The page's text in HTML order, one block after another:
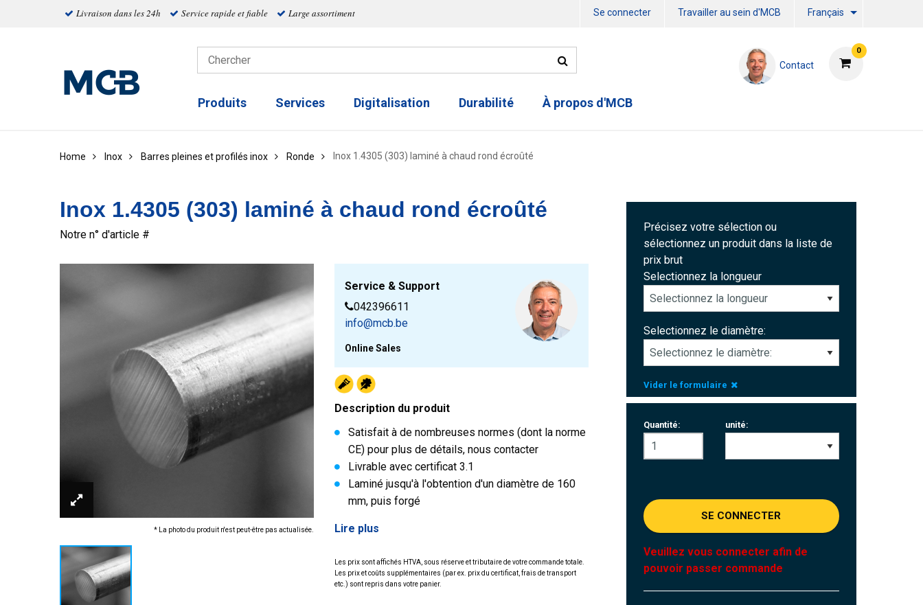
Livraison dans les 24h Service rapide et fiable Large assortiment Se connecter Travailler au sein d'MCB Français
0
Contact
Produits Services Digitalisation Durabilité À propos d'MCB
Home Inox Barres pleines et profilés inox Ronde Inox 1.4305 (303) laminé à chaud rond écroûté
Inox 1.4305 (303) laminé à chaud rond écroûté
Notre n° d'article #
* La photo du produit n'est peut-être pas actualisée.
Service & Support
042396611
info@mcb.be
Online Sales
Description du produit
Satisfait à de nombreuses normes (dont la norme
CE) pour plus de détails, nous contacter
Livrable avec certificat 3.1
Laminé jusqu'à l'obtention d'un diamètre de 160
mm, puis forgé
Lire plus
Les prix sont affichés HTVA, sous réserve et tributaire de votre commande totale.
Les prix et coûts supplémentaires (par ex. prix du certificat, frais de transport
etc.) sont repris dans votre panier.
Précisez votre sélection ou
sélectionnez un produit dans la liste de
prix brut
Selectionnez la longueur
Selectionnez le diamètre:
Vider le formulaire
Quantité: unité:
SE CONNECTER
Veuillez vous connecter afin de
pouvoir passer commande